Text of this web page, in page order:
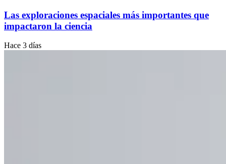
Las exploraciones espaciales más importantes que
impactaron la ciencia
Hace 3 días